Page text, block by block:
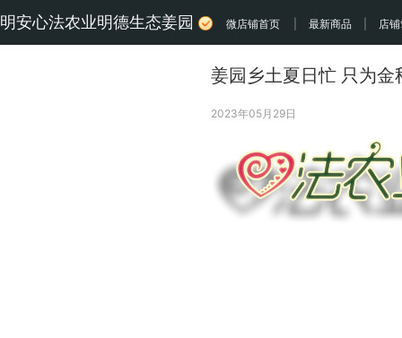
明安心法农业明德生态姜园 微店铺首页 最新商品 店
姜园乡土夏日忙 只为金
2023年05月29日